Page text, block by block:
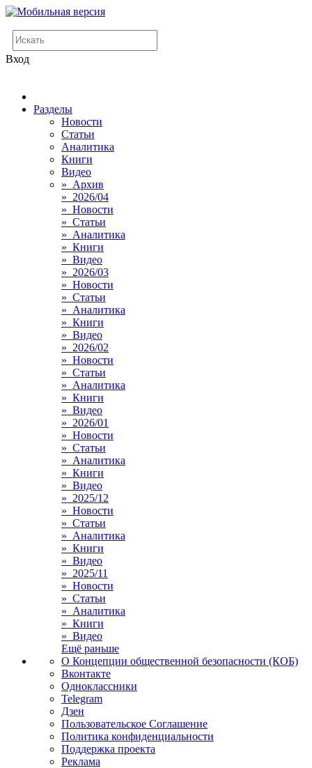
Вход
Разделы
Новости
Статьи
Аналитика
Книги
Видео
» Архив
» 2026/04
» Новости
» Статьи
» Аналитика
» Книги
» Видео
» 2026/03
» Новости
» Статьи
» Аналитика
» Книги
» Видео
» 2026/02
» Новости
» Статьи
» Аналитика
» Книги
» Видео
» 2026/01
» Новости
» Статьи
» Аналитика
» Книги
» Видео
» 2025/12
» Новости
» Статьи
» Аналитика
» Книги
» Видео
» 2025/11
» Новости
» Статьи
» Аналитика
» Книги
» Видео
Ещё раньше
О Концепции общественной безопасности (КОБ)
Вконтакте
Одноклассники
Telegram
Дзен
Пользовательское Соглашение
Политика конфиденциальности
Поддержка проекта
Реклама